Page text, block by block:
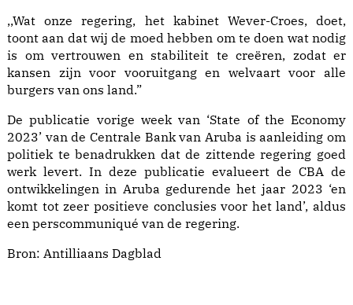
,,Wat onze regering, het kabinet Wever-Croes, doet,
toont aan dat wij de moed hebben om te doen wat nodig
is om vertrouwen en stabiliteit te creëren, zodat er
kansen zijn voor vooruitgang en welvaart voor alle
burgers van ons land.”
De publicatie vorige week van ‘State of the Economy
2023’ van de Centrale Bank van Aruba is aanleiding om
politiek te benadrukken dat de zittende regering goed
werk levert. In deze publicatie evalueert de CBA de
ontwikkelingen in Aruba gedurende het jaar 2023 ‘en
komt tot zeer positieve conclusies voor het land’, aldus
een perscommuniqué van de regering.
Bron: Antilliaans Dagblad